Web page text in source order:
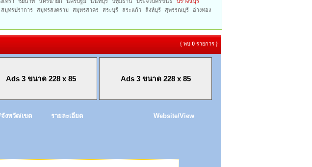
สมุทรปราการ สมุทรสงคราม สมุทรสาคร สระบุรี สระแก้ว สิงห์บุรี สุพรรณบุรี
อ่างทอง
{ พบ 0 รายการ }
Ads 3 ขนาด 228 x 85 Ads 3 ขนาด 228 x 85
งหวัด/เขต รายละเอียด Website/View